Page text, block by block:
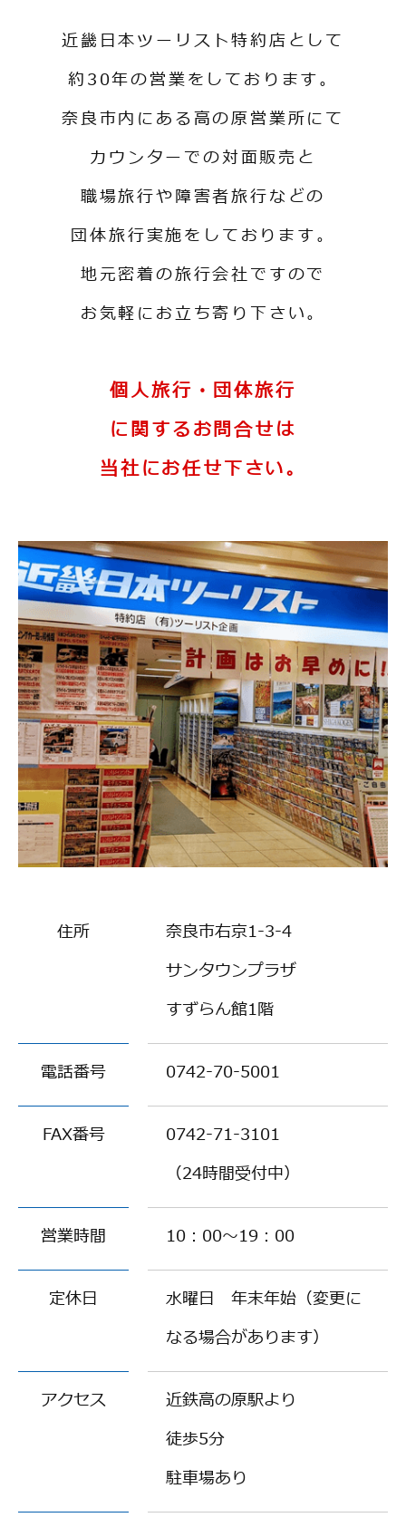
近畿日本ツーリスト特約店として
約30年の営業をしております。
奈良市内にある高の原営業所にて
カウンターでの対面販売と
職場旅行や障害者旅行などの
団体旅行実施をしております。
地元密着の旅行会社ですので
お気軽にお立ち寄り下さい。
個人旅行・団体旅行
に関するお問合せは
当社にお任せ下さい。
住所
奈良市右京1-3-4
サンタウンプラザ
すずらん館1階
電話番号 0742-70-5001
FAX番号
0742-71-3101
（24時間受付中）
営業時間 10：00～19：00
定休日
水曜日 年末年始（変更に
なる場合があります）
アクセス
近鉄高の原駅より
徒歩5分
駐車場あり